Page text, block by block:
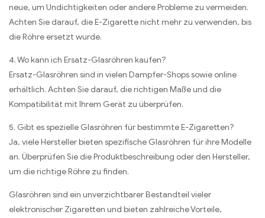
neue, um Undichtigkeiten oder andere Probleme zu vermeiden.
Achten Sie darauf, die E-Zigarette nicht mehr zu verwenden, bis
die Röhre ersetzt wurde.
4. Wo kann ich Ersatz-Glasröhren kaufen?
Ersatz-Glasröhren sind in vielen Dampfer-Shops sowie online
erhältlich. Achten Sie darauf, die richtigen Maße und die
Kompatibilität mit Ihrem Gerät zu überprüfen.
5. Gibt es spezielle Glasröhren für bestimmte E-Zigaretten?
Ja, viele Hersteller bieten spezifische Glasröhren für ihre Modelle
an. Überprüfen Sie die Produktbeschreibung oder den Hersteller,
um die richtige Röhre zu finden.
Glasröhren sind ein unverzichtbarer Bestandteil vieler
elektronischer Zigaretten und bieten zahlreiche Vorteile,